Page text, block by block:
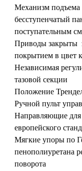
Механизм подъема
бесступенчатый
поступательным
Приводы закрыты
покрытием в цвет
Независимая
тазовой секции
Положение
Ручной пульт
Направляющие
европейского
Мягкие упоры по
пенополиуретана
поворота